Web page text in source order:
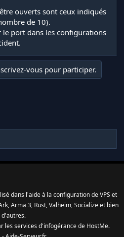
ouverts sont ceux indiqués
de 10).
port dans les configurations
vous pour participer.
dans l'aide à la configuration de VPS et
Arma 3, Rust, Valheim, Socialize et bien
d'autres.
les services d'infogérancede HostMe.